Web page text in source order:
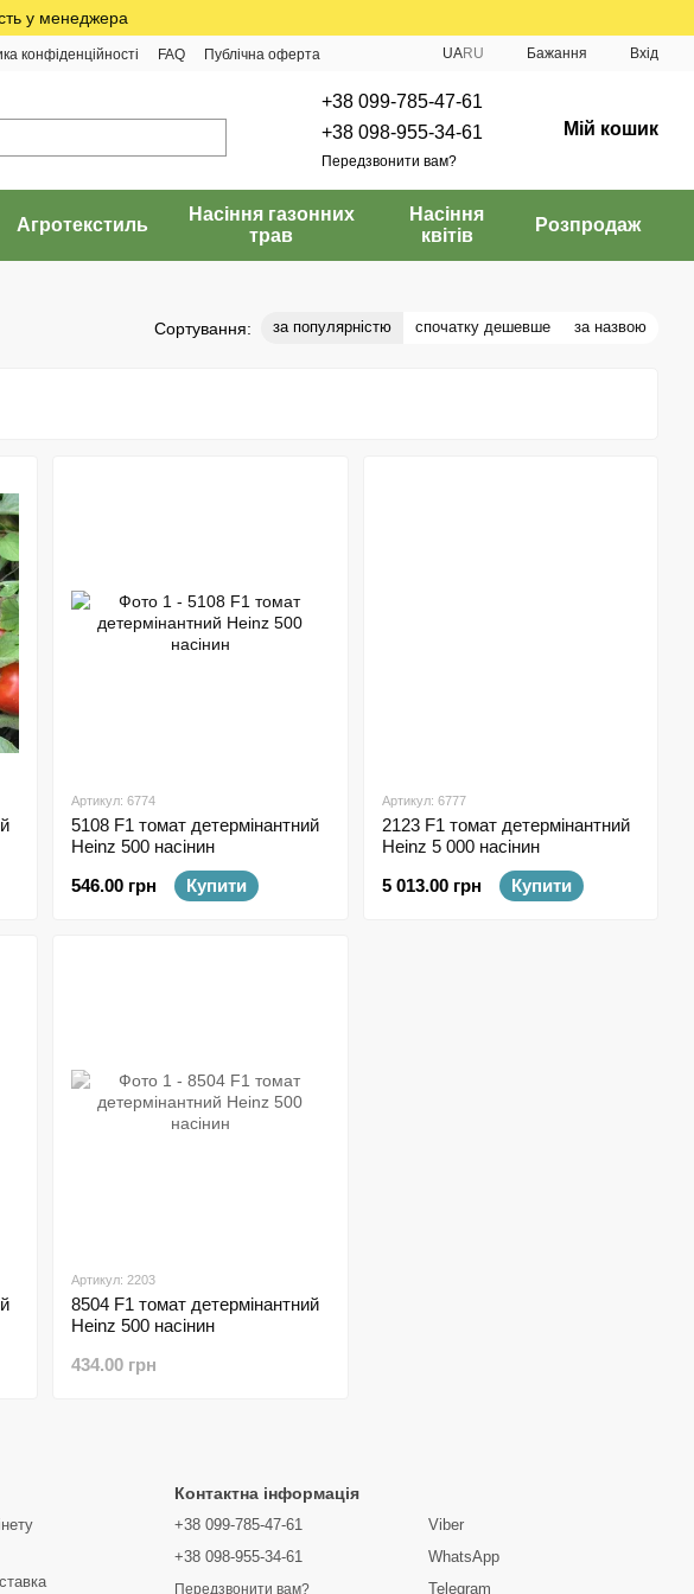
у менеджера
конфіденційності FAQ Публічна оферта UARU Бажання Вхід
+38 099-785-47-61
+38 098-955-34-61
Передзвонити вам?
Мій кошик
Агротекстиль
Насіння газонних
трав
Насіння
квітів
Розпродаж
Сортування: за популярністю спочатку дешевше за назвою
Артикул: 6774
5108 F1 томат детермінантний
Heinz 500 насінин
546.00 грн
Купити
Артикул: 6777
2123 F1 томат детермінантний
Heinz 5 000 насінин
5 013.00 грн
Купити
Артикул: 2203
8504 F1 томат детермінантний
Heinz 500 насінин
434.00 грн
Контактна інформація
+38 099-785-47-61
+38 098-955-34-61
Передзвонити вам?
Viber
WhatsApp
Telegram